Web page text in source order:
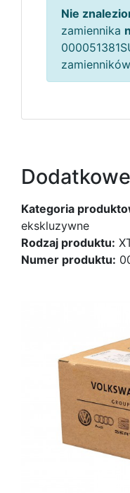
Nie
zamiennika
Kategoria
ekskluzywne
Rodzaj produktu:
Numer produktu: